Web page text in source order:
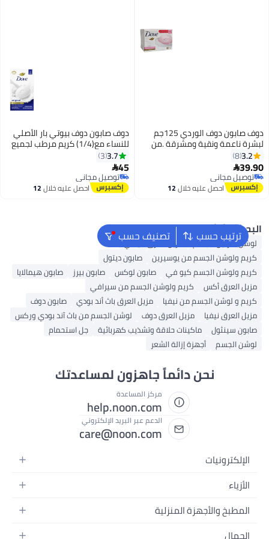
دوف صابون دوف الوردي 125جم
ناعمة ونقية ومشرقة .من
3.2
8

توصيل مجاني
توصيل مجانياحصل عليه خلال12
اغسطس
دوف صابون دوف بيوتي بار الأصلي
للنساء مع(1/4) كريم مرطب لجميع
أنواع البشرة 106جم×6بار
3.7
3

توصيل مجاني
توصيل مجانياحصل عليه خلال12
اغسطس
ترتيب حسب تصنيف حسب الشائع
فازلين للجسم
مزيل العرق فيشي
ولوشن الجسم من يوسيرين
صابون ديتول
ولوشن الجسم كيو في
صابون لوكس صابون بيرز
صابون هيمالايا
العرق أكس
كريم ولوشن الجسم من سيرافي
و لوشن الجسم من نيفيا
مزيل العرق باث أند بودي
صابون دوف
العرق نيفيا
مزيل العرق دوف
لوشن الجسم من باث آند بودي وركس
سينثول
ماكينات حلاقة وتشذيب كهربائية
جل استحمام
الجسم
أجهزة إزالة الشعر
نحن دائماً جاهزون لمساعدتك
مركز المساعدة
help.noon.com
الدعم عبر البريد الإلكتروني
care@noon.com
الإلكترونيات
الهواتف المتحركة
أجهزة الكمبيوتر المحمولة
التلفزيونات
الأزياء
أحذية رياضية رجالية
المطبخ والأجهزة المنزلية
الأجهزة الكبيرة